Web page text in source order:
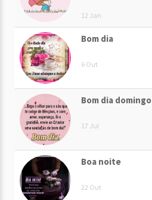
12 Jan
Bom dia
6 Out
Bom dia domingo
17 Jul
Boa noite
22 Out